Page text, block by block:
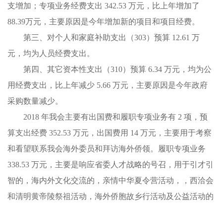
支增加；专项业务经费支出 342.53 万元，比上年增加了
88.39万元，主要原因是今年增加新的项目和项目经费。
第三、对个人和家庭补助支出（303）预算 12.61 万
元，均为人员经费支出。
第四、其它资本性支出（310）预算 6.34 万元，均为公
用经费支出，比上年减少 5.66 万元，主要原因是今年政府
采购数量减少。
2018 年我会主要有出国费和履职专项业务有 2 项，预
算支出经费 352.53 万元，出国费用 14 万元，主要用于考察
和看望联系我会海外委员和拜访海外侨领。履职专项业务
338.53 万元，主要是响应省委人才战略的号召，用于引才引
智的，海内外文化交流的，亲情中华夏令营活动，，西洽会
和清明黄帝陵祭祖活动，海外侨胞故乡行活动及公益活动的